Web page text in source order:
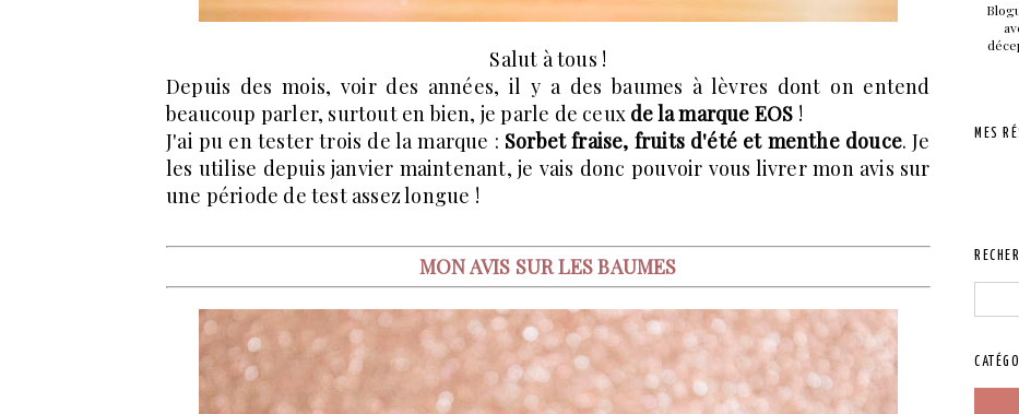
Salut à tous !
Depuis des mois, voir des années, il y a des baumes à lèvres dont on entend
beaucoup parler, surtout en bien, je parle de ceux de la marque EOS !
J'ai pu en tester trois de la marque : Sorbet fraise, fruits d'été et menthe douce. Je
les utilise depuis janvier maintenant, je vais donc pouvoir vous livrer mon avis sur
une période de test assez longue !
MON AVIS SUR LES BAUMES
MES